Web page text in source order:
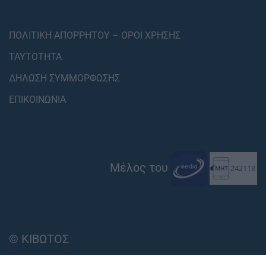
ΠΟΛΙΤΙΚΗ ΑΠΟΡΡΗΤΟΥ – ΟΡΟΙ ΧΡΗΣΗΣ
ΤΑΥΤΟΤΗΤΑ
ΔΗΛΩΣΗ ΣΥΜΜΟΡΦΩΣΗΣ
ΕΠΙΚΟΙΝΩΝΙΑ
Μέλος του
© ΚΙΒΩΤΟΣ